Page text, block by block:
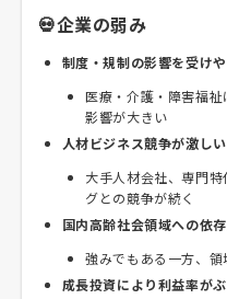
💀企業の弱み
制度・規制の影響を受け
医療・介護・障害福
影響が大きい
人材ビジネス競争が激しい
大手人材会社、専門
グとの競争が続く
国内高齢社会領域への依
強みでもある一方、
成長投資により利益率が